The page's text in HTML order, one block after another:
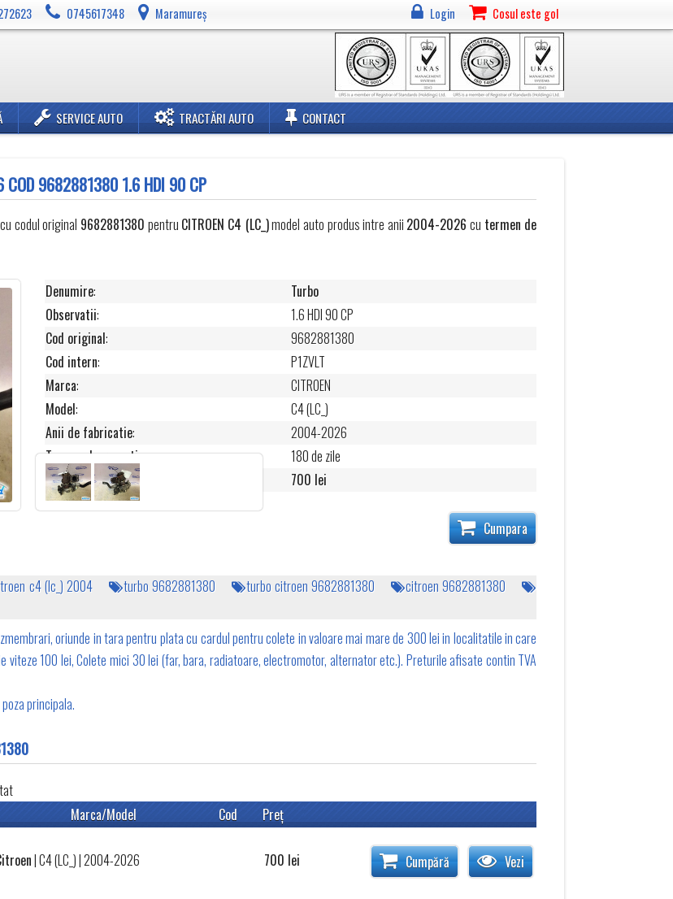
0745617348 Maramureș Login Cosul este gol
SERVICE AUTO TRACTĂRI AUTO CONTACT
COD 9682881380 1.6 HDI 90 CP
codul original 9682881380 pentru CITROEN C4 (LC_)model auto produs intre anii 2004-2026 cu termen de
Denumire:
Turbo
Observatii:
1.6 HDI 90 CP
Cod original:
9682881380
Cod intern:
P1ZVLT
Marca:
CITROEN
Model:
C4 (LC_)
Anii de fabricatie:
2004-2026
Termen de garantie:
180 de zile
Pret: 700 lei
Cumpara
c4 (lc_) 2004 turbo 9682881380 turbo citroen 9682881380
citroen 9682881380
oriunde in tara pentru plata cu cardul pentru colete in valoare mai mare de 300 lei in localitatile in care
100 lei, Colete mici 30 lei (far, bara, radiatoare, electromotor, alternator etc.). Preturile afisate contin TVA
principala.
Marca/Model Cod Preţ
|C4 (LC_)| 2004-2026 700 lei Cumpără Vezi